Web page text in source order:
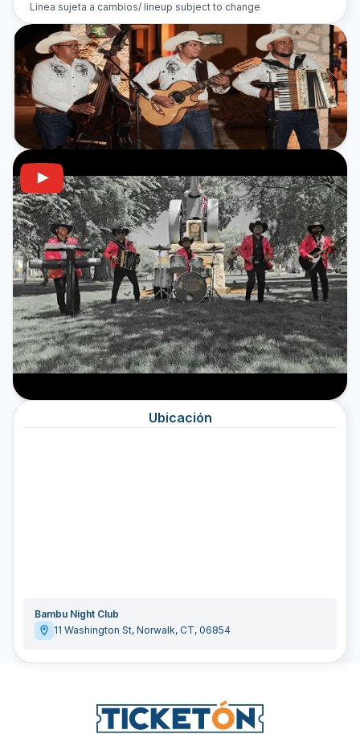
Linea sujeta a cambios/ lineup subject to change
Ubicación
Bambu Night Club
11 Washington St, Norwalk, CT, 06854